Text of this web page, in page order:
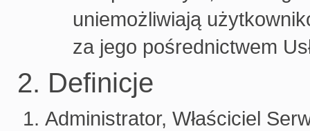
uniemożliwiają
za jego pośrednictwem
2. Definicje
Administrator, Właściciel